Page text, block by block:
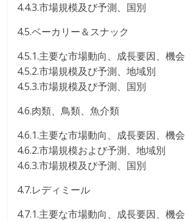
4.4.3.市場規模及び予測、国別
4.5.ベーカリー＆スナック
4.5.1.主要な市場動向、成長要因、機会
4.5.2.市場規模及び予測、地域別
4.5.3.市場規模及び予測、国別
4.6.肉類、鳥類、魚介類
4.6.1.主要な市場動向、成長要因、機会
4.6.2.市場規模および予測、地域別
4.6.3.市場規模及び予測、国別
4.7.レディミール
4.7.1.主要な市場動向、成長要因、機会